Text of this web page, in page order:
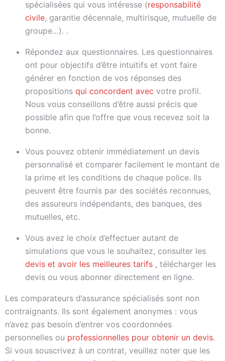
spécialisées qui vous intéresse (responsabilité
civile, garantie décennale, multirisque, mutuelle de
groupe…). .
Répondez aux questionnaires. Les questionnaires
ont pour objectifs d’être intuitifs et vont faire
générer en fonction de vos réponses des
propositions qui concordent avec votre profil.
Nous vous conseillons d’être aussi précis que
possible afin que l’offre que vous recevez soit la
bonne.
Vous pouvez obtenir immédiatement un devis
personnalisé et comparer facilement le montant de
la prime et les conditions de chaque police. Ils
peuvent être fournis par des sociétés reconnues,
des assureurs indépendants, des banques, des
mutuelles, etc.
Vous avez le choix d’effectuer autant de
simulations que vous le souhaitez, consulter les
devis et avoir les meilleures tarifs , télécharger les
devis ou vous abonner directement en ligne.
Les comparateurs d’assurance spécialisés sont non
contraignants. Ils sont également anonymes : vous
n’avez pas besoin d’entrer vos coordonnées
personnelles ou professionnelles pour obtenir un devis.
Si vous souscrivez à un contrat, veuillez noter que les